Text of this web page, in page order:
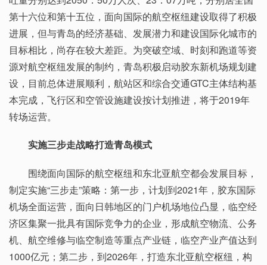
第十六位和第十五位，面向国际的航空枢纽建设取得了积极
进展，但与青岛的经济基础、发展潜力和建设国际化城市的
目标相比，尚存在较大差距。为突破空域、时刻和跑道等资
源对航空枢纽发展的制约，青岛积极启动胶东新机场规划建
设，目前总体进展顺利，航站区和综合交通GTC主体结构基
本完成，飞行区和空管设施建设按计划推进，将于2019年
转场运营。
实施三步走战略打造青岛模式
围绕面向国际的航空枢纽和东北亚航空都会发展目标，
制定实施“三步走”策略：第一步，计划到2021年，胶东国际
机场全面运营，面向日韩地区的门户机场地位凸显，临空经
济区集聚一批具有国际竞争力的企业，形成航空物流、公务
机、航空维修与临空制造等重点产业链，临空产业产值达到
1000亿元；第二步，到2026年，打造东北亚航空枢纽，构